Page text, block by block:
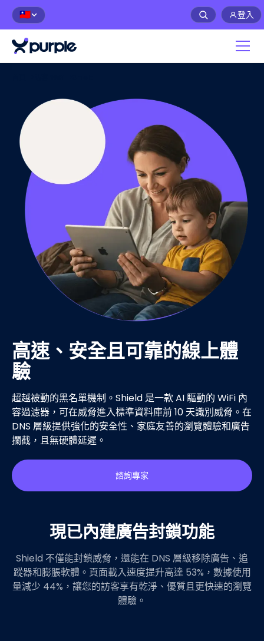
🇹🇼 登入
高速、安全且可靠的線上體
驗
超越被動的黑名單機制。Shield 是一款 AI 驅動的 WiFi 內
容過濾器，可在威脅進入標準資料庫前 10 天識別威脅。在
DNS 層級提供強化的安全性、家庭友善的瀏覽體驗和廣告
攔截，且無硬體延遲。
諮詢專家
現已內建廣告封鎖功能
Shield 不僅能封鎖威脅，還能在 DNS 層級移除廣告、追
蹤器和膨脹軟體。頁面載入速度提升高達 53%，數據使用
量減少 44%，讓您的訪客享有乾淨、優質且更快速的瀏覽
體驗。